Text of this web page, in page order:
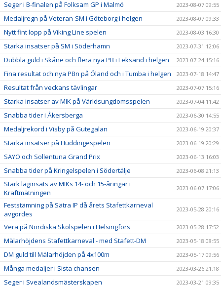
Seger i B-finalen på Folksam GP i Malmö 2023-08-07 09:55
Medaljregn på Veteran-SM i Göteborg i helgen 2023-08-07 09:33
Nytt fint lopp på Viking Line spelen 2023-08-03 16:30
Starka insatser på SM i Söderhamn 2023-07-31 12:06
Dubbla guld i Skåne och flera nya PB i Leksand i helgen 2023-07-24 15:16
Fina resultat och nya PBn på Öland och i Tumba i helgen 2023-07-18 14:47
Resultat från veckans tävlingar 2023-07-07 15:16
Starka insatser av MIK på Världsungdomsspelen 2023-07-04 11:42
Snabba tider i Åkersberga 2023-06-30 14:55
Medaljrekord i Visby på Gutegalan 2023-06-19 20:37
Starka insatser på Huddingespelen 2023-06-19 20:29
SAYO och Sollentuna Grand Prix 2023-06-13 16:03
Snabba tider på Kringelspelen i Södertälje 2023-06-08 21:13
Stark laginsats av MIKs 14- och 15-åringar i
Kraftmätningen
2023-06-07 17:06
Feststämning på Sätra IP då årets Stafettkarneval
avgordes
2023-05-28 20:16
Vera på Nordiska Skolspelen i Helsingfors 2023-05-28 17:52
Mälarhöjdens Stafettkarneval - med Stafett-DM 2023-05-18 08:55
DM guld till Mälarhöjden på 4x100m 2023-05-17 09:56
Många medaljer i Sista chansen 2023-03-26 21:18
Seger i Svealandsmästerskapen 2023-03-21 09:35